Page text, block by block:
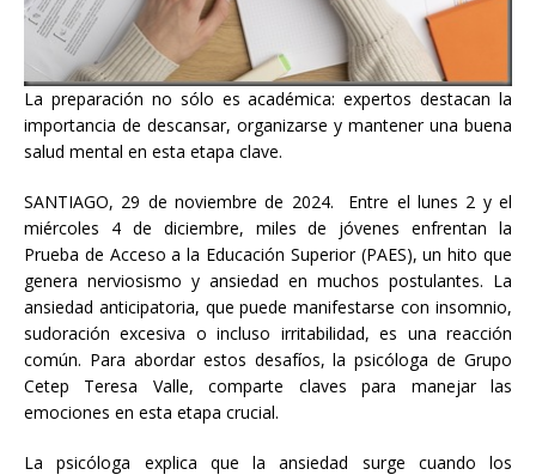
La preparación no sólo es académica: expertos destacan la
importancia de descansar, organizarse y mantener una buena
salud mental en esta etapa clave.
SANTIAGO, 29 de noviembre de 2024. Entre el lunes 2 y el
miércoles 4 de diciembre, miles de jóvenes enfrentan la
Prueba de Acceso a la Educación Superior (PAES), un hito que
genera nerviosismo y ansiedad en muchos postulantes. La
ansiedad anticipatoria, que puede manifestarse con insomnio,
sudoración excesiva o incluso irritabilidad, es una reacción
común. Para abordar estos desafíos, la psicóloga de Grupo
Cetep Teresa Valle, comparte claves para manejar las
emociones en esta etapa crucial.
La psicóloga explica que la ansiedad surge cuando los